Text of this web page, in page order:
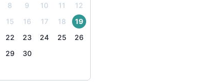
8 9 10 11
12
15 16 17 18
19
22 23 24 25
26
29 30